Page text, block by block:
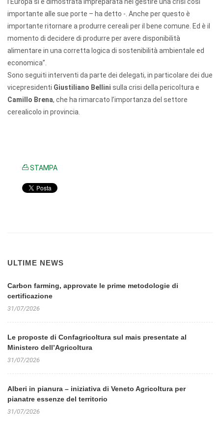
importante alle sue porte – ha detto -. Anche per questo è
importante ritornare a produrre cereali per il bene comune. Ed è il
momento di decidere di produrre per avere disponibilità
alimentare in una corretta logica di sostenibilità ambientale ed
economica”.
Sono seguiti interventi da parte dei delegati, in particolare dei due
vicepresidenti Giustiliano Bellini sulla crisi della pericoltura e
Camillo Brena, che ha rimarcato l’importanza del settore
cerealicolo in provincia.
STAMPA
ULTIME NEWS
Carbon farming, approvate le prime metodologie di
certificazione
31/07/2026
Le proposte di Confagricoltura sul mais presentate al
Ministero dell’Agricoltura
31/07/2026
Alberi in pianura – iniziativa di Veneto Agricoltura per
pianatre essenze del territorio
31/07/2026